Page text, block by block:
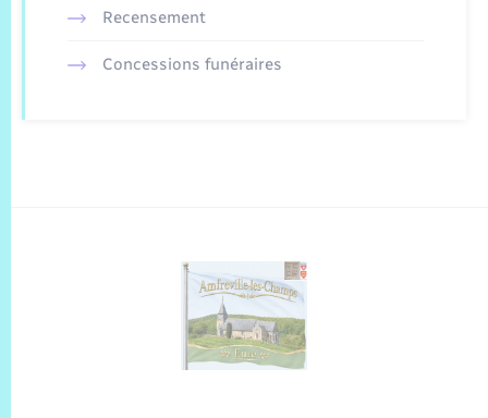
Recensement
Concessions funéraires